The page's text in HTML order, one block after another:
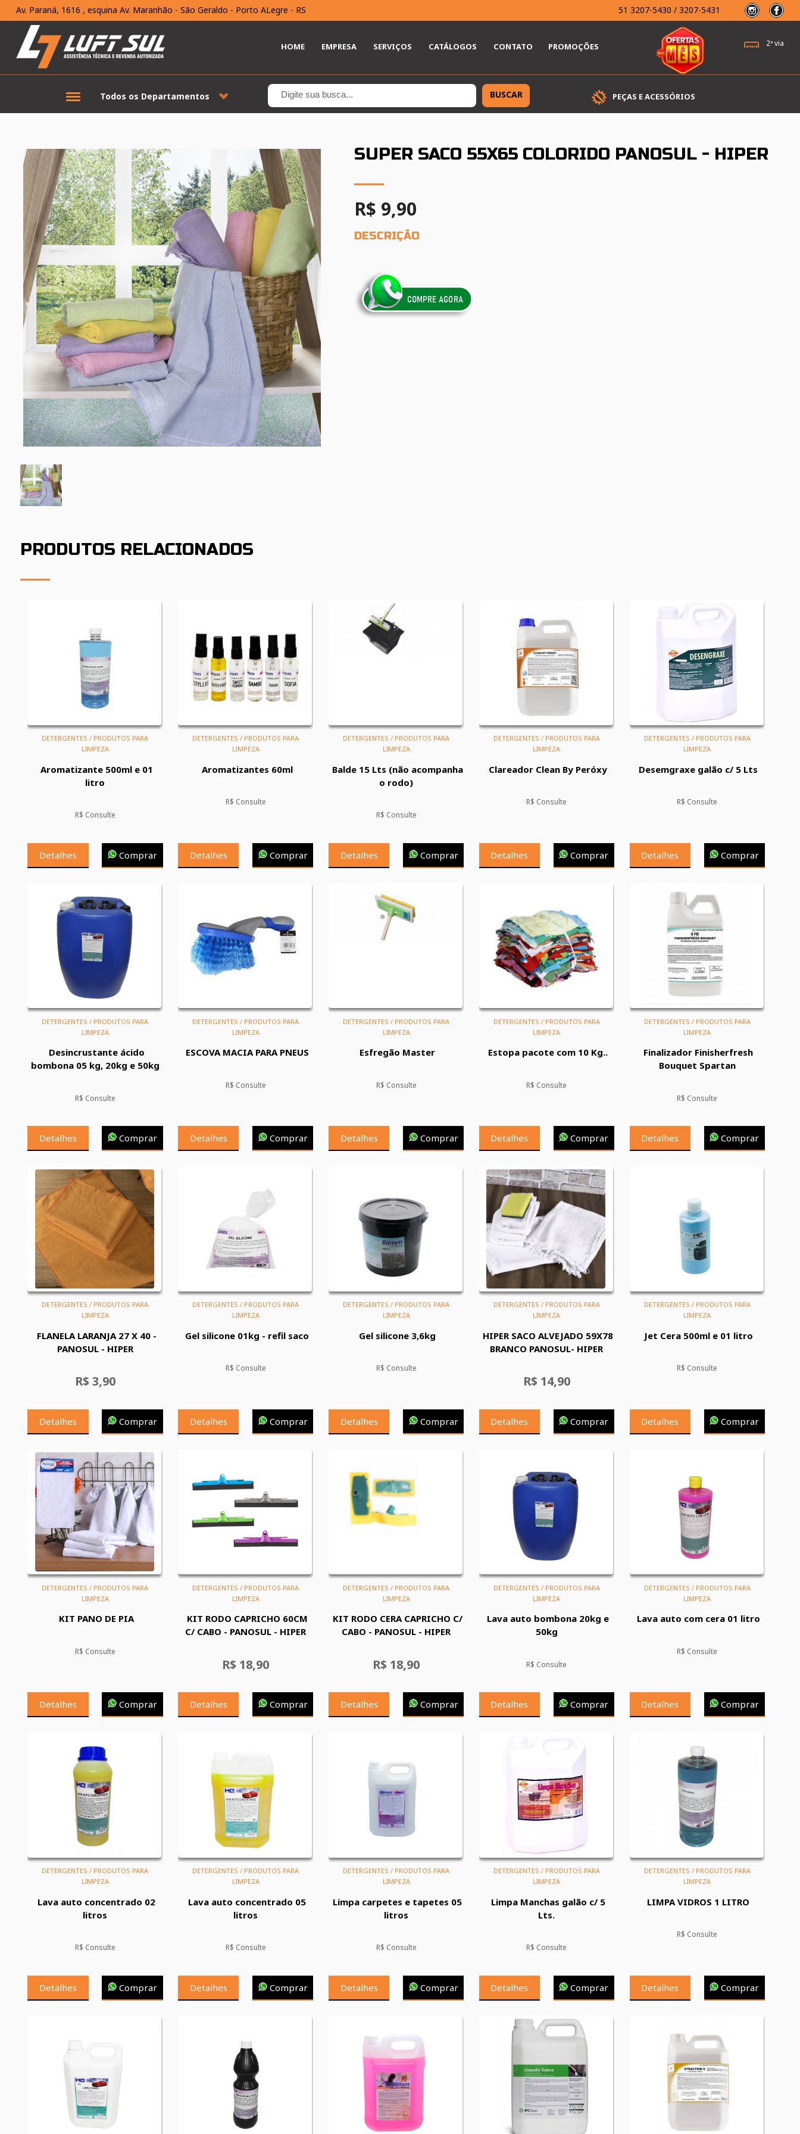
Av. Paraná, 1616 , esquina Av. Maranhão - São Geraldo - Porto ALegre - RS 51 3207-5430 / 3207-5431
HOME EMPRESA SERVIÇOS CATÁLOGOS CONTATO PROMOÇÕES 2ª via
Todos os Departamentos BUSCAR PEÇAS E ACESSÓRIOS
SUPER SACO 55X65 COLORIDO PANOSUL - HIPER
R$ 9,90
DESCRIÇÃO
PRODUTOS RELACIONADOS
DETERGENTES / PRODUTOS PARA
LIMPEZA
Aromatizante 500ml e 01
litro
R$ Consulte
Detalhes Comprar
DETERGENTES / PRODUTOS PARA
LIMPEZA
Aromatizantes 60ml
R$ Consulte
Detalhes Comprar
DETERGENTES / PRODUTOS PARA
LIMPEZA
Balde 15 Lts (não acompanha
o rodo)
R$ Consulte
Detalhes Comprar
DETERGENTES / PRODUTOS PARA
LIMPEZA
Clareador Clean By Peróxy
R$ Consulte
Detalhes Comprar
DETERGENTES / PRODUTOS PARA
LIMPEZA
Desemgraxe galão c/ 5 Lts
R$ Consulte
Detalhes Comprar
DETERGENTES / PRODUTOS PARA
LIMPEZA
Desincrustante ácido
bombona 05 kg, 20kg e 50kg
R$ Consulte
Detalhes Comprar
DETERGENTES / PRODUTOS PARA
LIMPEZA
ESCOVA MACIA PARA PNEUS
R$ Consulte
Detalhes Comprar
DETERGENTES / PRODUTOS PARA
LIMPEZA
Esfregão Master
R$ Consulte
Detalhes Comprar
DETERGENTES / PRODUTOS PARA
LIMPEZA
Estopa pacote com 10 Kg..
R$ Consulte
Detalhes Comprar
DETERGENTES / PRODUTOS PARA
LIMPEZA
Finalizador Finisherfresh
Bouquet Spartan
R$ Consulte
Detalhes Comprar
DETERGENTES / PRODUTOS PARA
LIMPEZA
FLANELA LARANJA 27 X 40 -
PANOSUL - HIPER
R$ 3,90
Detalhes Comprar
DETERGENTES / PRODUTOS PARA
LIMPEZA
Gel silicone 01kg - refil saco
R$ Consulte
Detalhes Comprar
DETERGENTES / PRODUTOS PARA
LIMPEZA
Gel silicone 3,6kg
R$ Consulte
Detalhes Comprar
DETERGENTES / PRODUTOS PARA
LIMPEZA
HIPER SACO ALVEJADO 59X78
BRANCO PANOSUL- HIPER
R$ 14,90
Detalhes Comprar
DETERGENTES / PRODUTOS PARA
LIMPEZA
Jet Cera 500ml e 01 litro
R$ Consulte
Detalhes Comprar
DETERGENTES / PRODUTOS PARA
LIMPEZA
KIT PANO DE PIA
R$ Consulte
Detalhes Comprar
DETERGENTES / PRODUTOS PARA
LIMPEZA
KIT RODO CAPRICHO 60CM
C/ CABO - PANOSUL - HIPER
R$ 18,90
Detalhes Comprar
DETERGENTES / PRODUTOS PARA
LIMPEZA
KIT RODO CERA CAPRICHO C/
CABO - PANOSUL - HIPER
R$ 18,90
Detalhes Comprar
DETERGENTES / PRODUTOS PARA
LIMPEZA
Lava auto bombona 20kg e
50kg
R$ Consulte
Detalhes Comprar
DETERGENTES / PRODUTOS PARA
LIMPEZA
Lava auto com cera 01 litro
R$ Consulte
Detalhes Comprar
DETERGENTES / PRODUTOS PARA
LIMPEZA
Lava auto concentrado 02
litros
R$ Consulte
Detalhes Comprar
DETERGENTES / PRODUTOS PARA
LIMPEZA
Lava auto concentrado 05
litros
R$ Consulte
Detalhes Comprar
DETERGENTES / PRODUTOS PARA
LIMPEZA
Limpa carpetes e tapetes 05
litros
R$ Consulte
Detalhes Comprar
DETERGENTES / PRODUTOS PARA
LIMPEZA
Limpa Manchas galão c/ 5
Lts.
R$ Consulte
Detalhes Comprar
DETERGENTES / PRODUTOS PARA
LIMPEZA
LIMPA VIDROS 1 LITRO
R$ Consulte
Detalhes Comprar